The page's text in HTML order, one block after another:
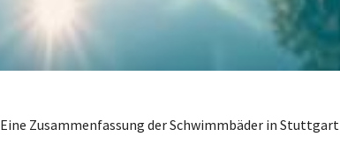
Eine Zusammenfassung der Schwimmbäder in Stuttgart